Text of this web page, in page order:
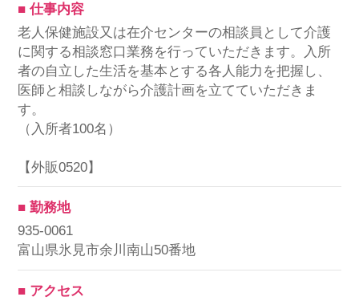
■ 仕事内容
老人保健施設又は在介センターの相談員として介護
に関する相談窓口業務を行っていただきます。入所
者の自立した生活を基本とする各人能力を把握し、
医師と相談しながら介護計画を立てていただきま
す。
（入所者100名）
【外販0520】
■ 勤務地
935-0061
富山県氷見市余川南山50番地
■ アクセス